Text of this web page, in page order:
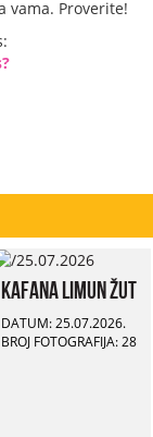
vama. Proverite!
Kafana Limun Žut
DATUM: 25.07.2026.
BROJ FOTOGRAFIJA: 28